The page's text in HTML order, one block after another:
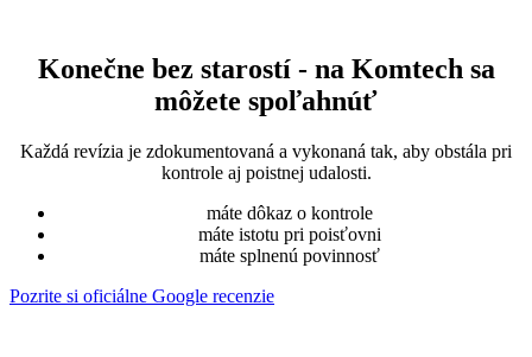
Konečne bez starostí - na Komtech sa
môžete spoľahnúť
Každá revízia je zdokumentovaná a vykonaná tak, aby obstála pri
kontrole aj poistnej udalosti.
máte dôkaz o kontrole
máte istotu pri poisťovni
máte splnenú povinnosť
Pozrite si oficiálne Google recenzie